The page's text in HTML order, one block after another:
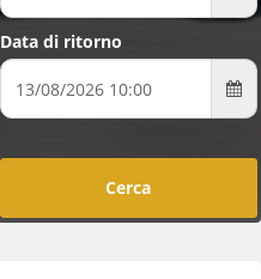
Data di ritorno